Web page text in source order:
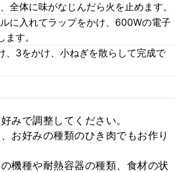
全体に味がなじんだら火を止めます。
に入れてラップをかけ、600Wの電子
す。
、3をかけ、小ねぎを散らして完成で
みで調整してください。
お好みの種類のひき肉でもお作り
機種や耐熱容器の種類、食材の状